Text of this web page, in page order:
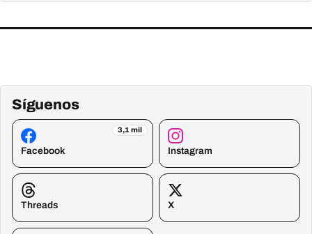
Síguenos
3,1 mil
Facebook Instagram
Threads X